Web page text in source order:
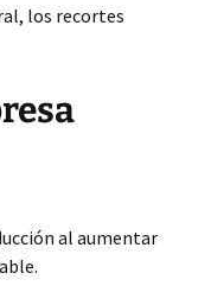
los recortes
al aumentar